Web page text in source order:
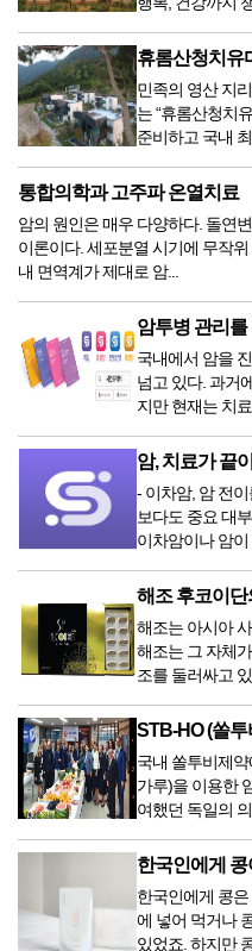
휴롬산청치유
민족의 영산 지
는 “휴롬산청치
준비하고 국내
통합의학과 고주파 온열치료
암의 원인은 매우 다양하다. 돌연
이론이다. 세포분열 시기에 무작
내 면역계가 제대로 암...
암투병 관리를
국내에서 암을
넘고 있다. 과거
지만 현재는 치
암, 치료가 끝
- 이차암, 암 전
보다도 중요 대
이차암이나 암이
해조 후코이
해조는 아시아
해조는 그 자체
조를 둘러싸고
STB-HO (쏠투
국내 쏠투비제
가루)을 이용한
여했던 독일의
한국인에게
한국인에게 콩
에 넣어 먹거나
있었죠. 하지만